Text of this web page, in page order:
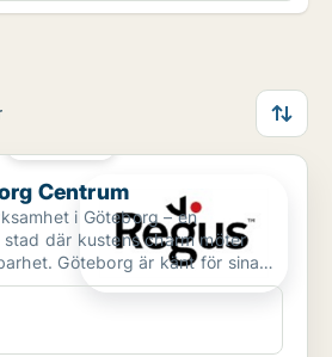
Centrum
i Göteborg – en
där kustens charm möter
Göteborg är känt för sina